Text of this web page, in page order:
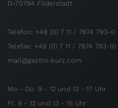
D-70794 Filderstadt
Telefon: +49 (0) 7 11 / 7874 793-0
Telefax: +49 (0) 7 11 / 7874 793-10
mail@gastro-kurz.com
Mo - Do: 9 - 12 und 13 - 17 Uhr
Fr: 9 - 12 und 13 - 15 Uhr